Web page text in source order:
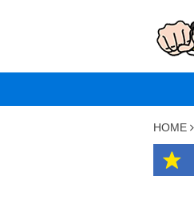
HOME